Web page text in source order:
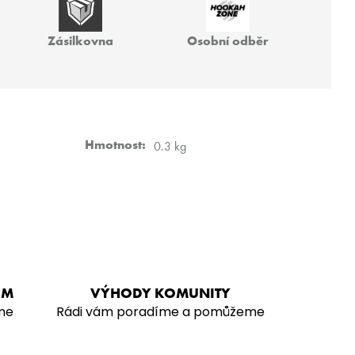
Zásilkovna Osobní odběr
Hmotnost: 0.3 kg
VÝHODY KOMUNITY
Rádi vám poradíme a pomůžeme
200G